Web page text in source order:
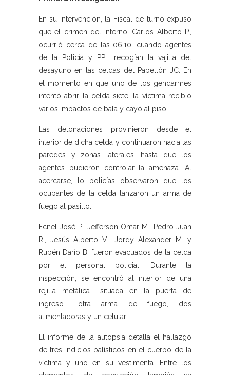
En su intervención, la Fiscal de turno expuso
que el crimen del interno, Carlos Alberto P.,
ocurrió cerca de las 06:10, cuando agentes
de la Policía y PPL recogían la vajilla del
desayuno en las celdas del Pabellón JC. En
el momento en que uno de los gendarmes
intentó abrir la celda siete, la víctima recibió
varios impactos de bala y cayó al piso.
Las detonaciones provinieron desde el
interior de dicha celda y continuaron hacia las
paredes y zonas laterales, hasta que los
agentes pudieron controlar la amenaza. Al
acercarse, lo policías observaron que los
ocupantes de la celda lanzaron un arma de
fuego al pasillo.
Ecnel José P., Jefferson Omar M., Pedro Juan
R., Jesús Alberto V., Jordy Alexander M. y
Rubén Darío B. fueron evacuados de la celda
por el personal policial. Durante la
inspección, se encontró al interior de una
rejilla metálica –situada en la puerta de
ingreso– otra arma de fuego, dos
alimentadoras y un celular.
El informe de la autopsia detalla el hallazgo
de tres indicios balísticos en el cuerpo de la
víctima y uno en su vestimenta. Entre los